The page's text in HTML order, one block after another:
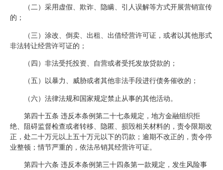
（二）采用虚假、欺诈、隐瞒、引人误解等方式开展营销宣传
的；
（三）涂改、倒卖、出租、出借经营许可证，或者以其他形式
非法转让经营许可证的；
（四）非法受托投资、自营或者受托发放贷款的；
（五）以暴力、威胁或者其他非法手段进行债务催收的；
（六）法律法规和国家规定禁止从事的其他活动。
第四十五条 违反本条例第二十七条规定，地方金融组织拒
绝、阻碍监督检查或者转移、隐匿、损毁相关材料的，责令限期改
正，处二十万元以上五十万元以下的罚款；逾期不改正的，责令停
业整顿；情节严重的，依法吊销其经营许可证。
第四十六条 违反本条例第三十四条第一款规定，发生风险事